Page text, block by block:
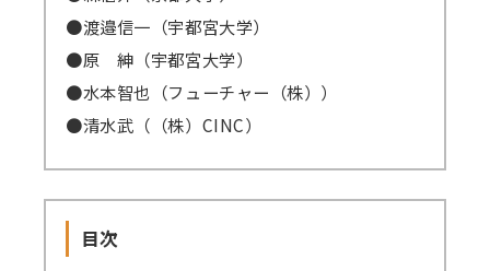
●渡邉信一（宇都宮大学）
●原 紳（宇都宮大学）
●水本智也（フューチャー（株））
●清水武（（株）CINC）
目次